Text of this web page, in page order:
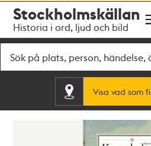
navigationen
huvudinnehållet
Stockholmskällan
Historia i ord, ljud och bild
Visa vad som